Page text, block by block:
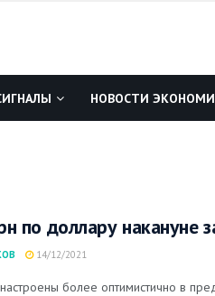
НОВОСТИ
по доллару накануне
14/12/2021
более оптимистично в